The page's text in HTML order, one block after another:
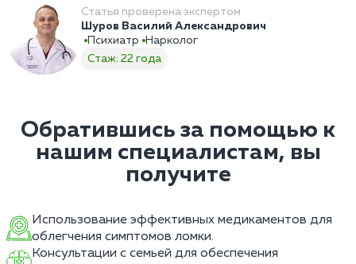
Статья проверена экспертом
Шуров Василий Александрович
Психиатр
Нарколог
Стаж: 22 года
Обратившись за помощью к
нашим специалистам, вы
получите
Использование эффективных медикаментов для
облегчения симптомов ломки.
Консультации с семьей для обеспечения